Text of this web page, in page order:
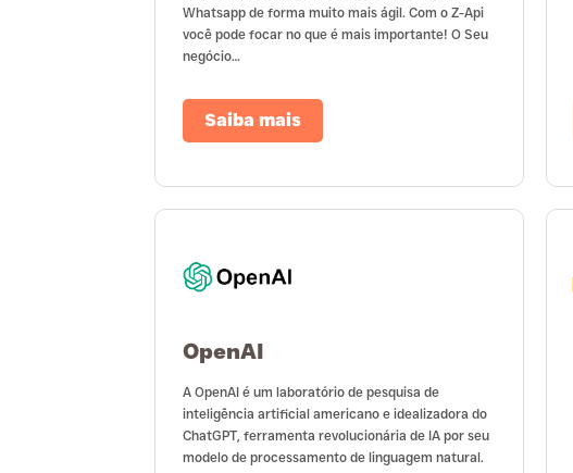
Whatsapp de forma muito mais ágil. Com o Z-Api
você pode focar no que é mais importante! O Seu
negócio…
Saiba mais
OpenAI
A OpenAI é um laboratório de pesquisa de
inteligência artificial americano e idealizadora do
ChatGPT, ferramenta revolucionária de IA por seu
modelo de processamento de linguagem natural.